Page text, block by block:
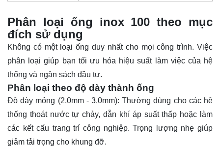
Phân loại ống inox 100 theo mục
đích sử dụng
Không có một loạiốngduy nhất cho mọi công trình. Việc
phân loại giúp bạn tối ưu hóa hiệu suất làm việc của hệ
thống và ngân sách đầu tư.
Phân loại theo độ dày thành ống
Độ dày mỏng (2.0mm - 3.0mm): Thường dùng cho các hệ
thống thoát nước tự chảy, dẫn khí áp suất thấp hoặc làm
các kết cấu trang trí công nghiệp. Trọng lượng nhẹ giúp
giảm tải trọng cho khung đỡ.